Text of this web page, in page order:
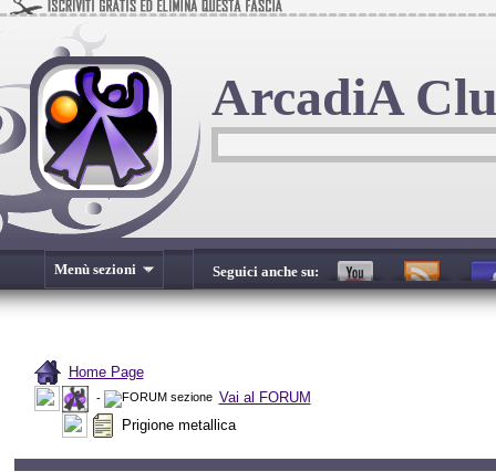
ArcadiA
Menù sezioni Seguici anche su:
Home Page
-
Vai al FORUM
Prigione metallica